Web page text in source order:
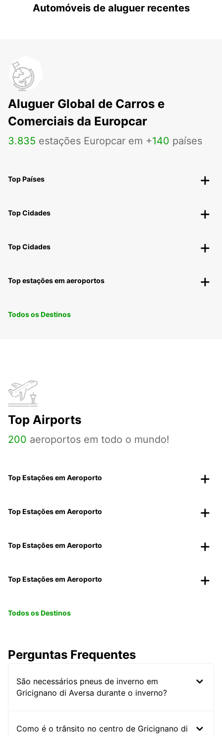
Automóveis de aluguer recentes
Aluguer Global de Carros e
Comerciais da Europcar
3.835 estações Europcar em +140 países
Top Países
Top Cidades
Top Cidades
Top estações em aeroportos
Todos os Destinos
Top Airports
200 aeroportos em todo o mundo!
Top Estações em Aeroporto
Top Estações em Aeroporto
Top Estações em Aeroporto
Top Estações em Aeroporto
Todos os Destinos
Perguntas Frequentes
São necessários pneus de inverno em
Gricignano di Aversa durante o inverno?
Como é o trânsito no centro de Gricignano di